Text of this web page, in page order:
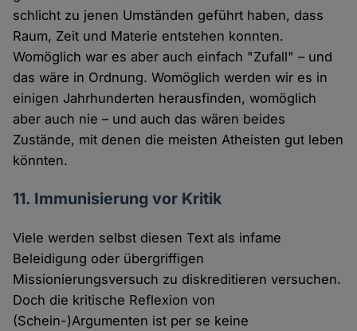
schlicht zu jenen Umständen geführt haben, dass
Raum, Zeit und Materie entstehen konnten.
Womöglich war es aber auch einfach "Zufall" – und
das wäre in Ordnung. Womöglich werden wir es in
einigen Jahrhunderten herausfinden, womöglich
aber auch nie – und auch das wären beides
Zustände, mit denen die meisten Atheisten gut leben
könnten.
11. Immunisierung vor Kritik
Viele werden selbst diesen Text als infame
Beleidigung oder übergriffigen
Missionierungsversuch zu diskreditieren versuchen.
Doch die kritische Reflexion von
(Schein-)Argumenten ist per se keine